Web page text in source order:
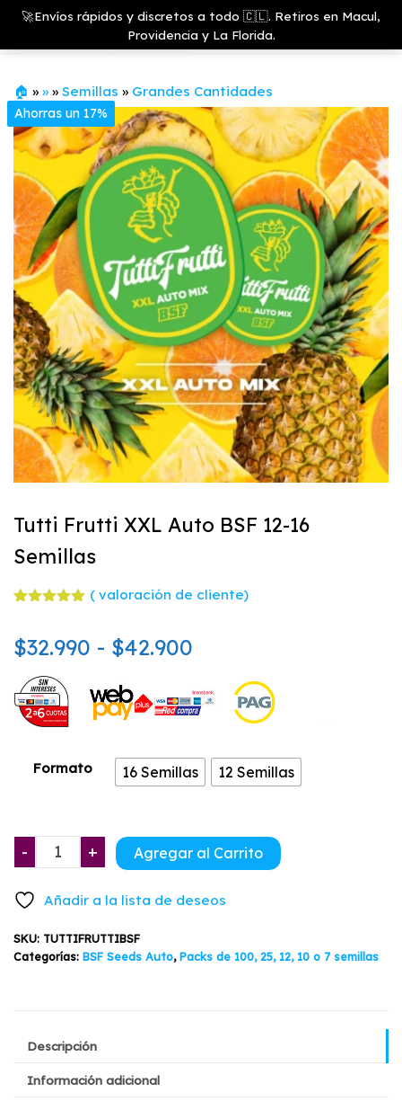
Saltar
contenido
🚀Envíos rápidos y discretos a todo 🇨🇱. Retiros en Macul,
Providencia y La Florida.
Growshop
& LED
Store
🏠 » » » Semillas » Grandes Cantidades
Ahorras un 17%
Tutti Frutti XXL Auto BSF 12-16
Semillas
de 5 en
base a
de un
cliente
( valoración de cliente)
$32.990 - $42.900
precios:
$32.990
$42.900
Formato 16 Semillas 12 Semillas
-
Tutti
Frutti
Auto
BSF
12-
+ Agregar al Carrito
Añadir a la lista de deseos
SKU: TUTTIFRUTTIBSF
Categorías: BSF Seeds Auto,Packs de 100, 25, 12, 10 o 7 semillas
Descripción
Información adicional